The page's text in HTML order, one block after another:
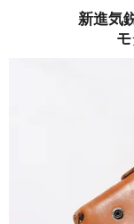
新進気